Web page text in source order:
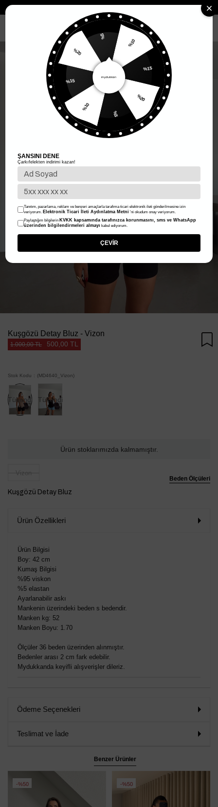
Kadın Üst Giyim Bağlamalı
Kuşgözü Detay Bluz - Vizon
1.000,00 TL 500,00 TL
Stok Kodu (MD4640_Vizon)
Tükendi Tükendi
Ürün stoklarımızda kalmamıştır.
Beden Ölçüleri
Kuşgözü Detay Bluz
Ürün Özellikleri
Ürün Bilgisi
Boy: 42 cm
Kumaş Bilgisi
%95 viskon
%5 elastan
Ayarlanabilir askı
Mankenin üzerindeki beden s bedendir.
Manken kg: 52
Manken Boyu: 1.70
Ölçüler 36 beden üzerinden alınmıştır.
Bedenler arası 2 cm fark edebilir.
Mydukkanda keyifli alışverişler dileriz.
Ödeme Seçenekleri
Teslimat ve İade
Benzer Ürünler
%50 %50
%10
%20
%10
%20
ŞANSINI DENE
Çarkıfelekten indirimi kazan!
Tanıtım, pazarlama, reklam ve benzeri amaçlarla tarafıma ticari elektronik ileti gönderilmesine izin
veriyorum. Elektronik Ticari İleti Aydınlatma Metni 'ni okudum onay veriyorum.
Paylaştığım bilgilerin KVKK kapsamında tarafınızca korunmasını, sms ve WhatsApp
üzerinden bilgilendirmeleri almayı kabul ediyorum.
ÇEVİR